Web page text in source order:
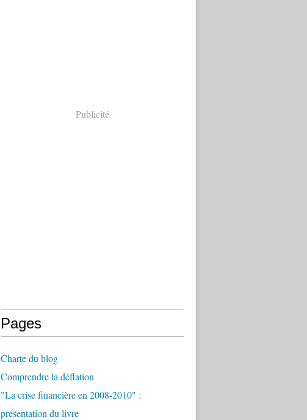
Publicité
Pages
Charte du blog
Comprendre la déflation
"La crise financière en 2008-2010" :
présentation du livre